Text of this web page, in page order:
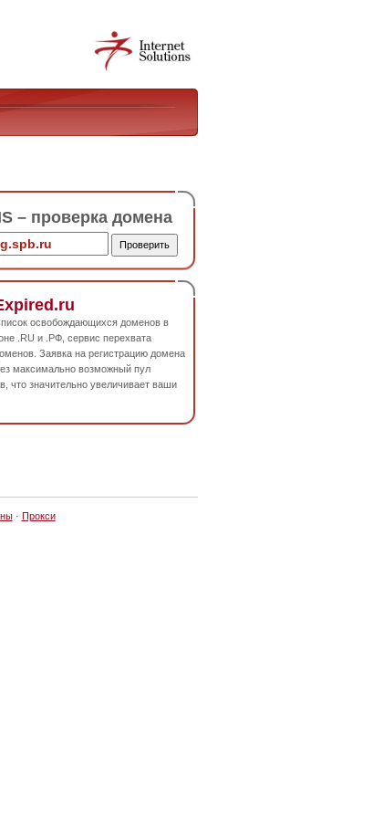
– проверка домена
освобождающихся доменов в
.RU и .РФ, сервис перехвата
Заявка на регистрацию домена
максимально возможный пул
что значительно увеличивает ваши
· Прокси